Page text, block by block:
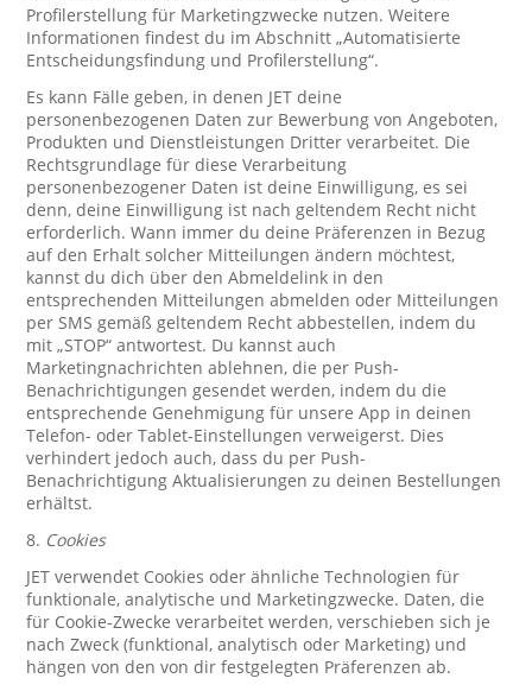
Profilerstellung für Marketingzwecke nutzen. Weitere
Informationen findest du im Abschnitt „Automatisierte
Entscheidungsfindung und Profilerstellung“.
Es kann Fälle geben, in denen JET deine
personenbezogenen Daten zur Bewerbung von Angeboten,
Produkten und Dienstleistungen Dritter verarbeitet. Die
Rechtsgrundlage für diese Verarbeitung
personenbezogener Daten ist deine Einwilligung, es sei
denn, deine Einwilligung ist nach geltendem Recht nicht
erforderlich. Wann immer du deine Präferenzen in Bezug
auf den Erhalt solcher Mitteilungen ändern möchtest,
kannst du dich über den Abmeldelink in den
entsprechenden Mitteilungen abmelden oder Mitteilungen
per SMS gemäß geltendem Recht abbestellen, indem du
mit „STOP“ antwortest. Du kannst auch
Marketingnachrichten ablehnen, die per Push-
Benachrichtigungen gesendet werden, indem du die
entsprechende Genehmigung für unsere App in deinen
Telefon- oder Tablet-Einstellungen verweigerst. Dies
verhindert jedoch auch, dass du per Push-
Benachrichtigung Aktualisierungen zu deinen Bestellungen
erhältst.
8. Cookies
JET verwendet Cookies oder ähnliche Technologien für
funktionale, analytische und Marketingzwecke. Daten, die
für Cookie-Zwecke verarbeitet werden, verschieben sich je
nach Zweck (funktional, analytisch oder Marketing) und
hängen von den von dir festgelegten Präferenzen ab.